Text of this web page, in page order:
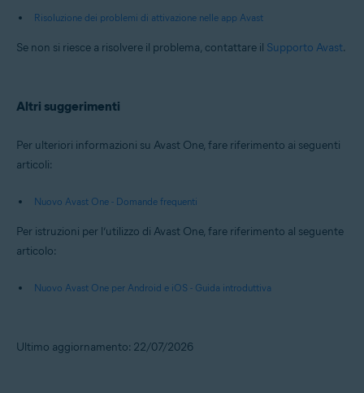
Risoluzione dei problemi di attivazione nelle app Avast
Se non si riesce a risolvere il problema, contattare il Supporto Avast.
Altri suggerimenti
Per ulteriori informazioni su Avast One, fare riferimento ai seguenti
articoli:
Nuovo Avast One - Domande frequenti
Per istruzioni per l’utilizzo di Avast One, fare riferimento al seguente
articolo:
Nuovo Avast One per Android e iOS - Guida introduttiva
Ultimo aggiornamento: 22/07/2026